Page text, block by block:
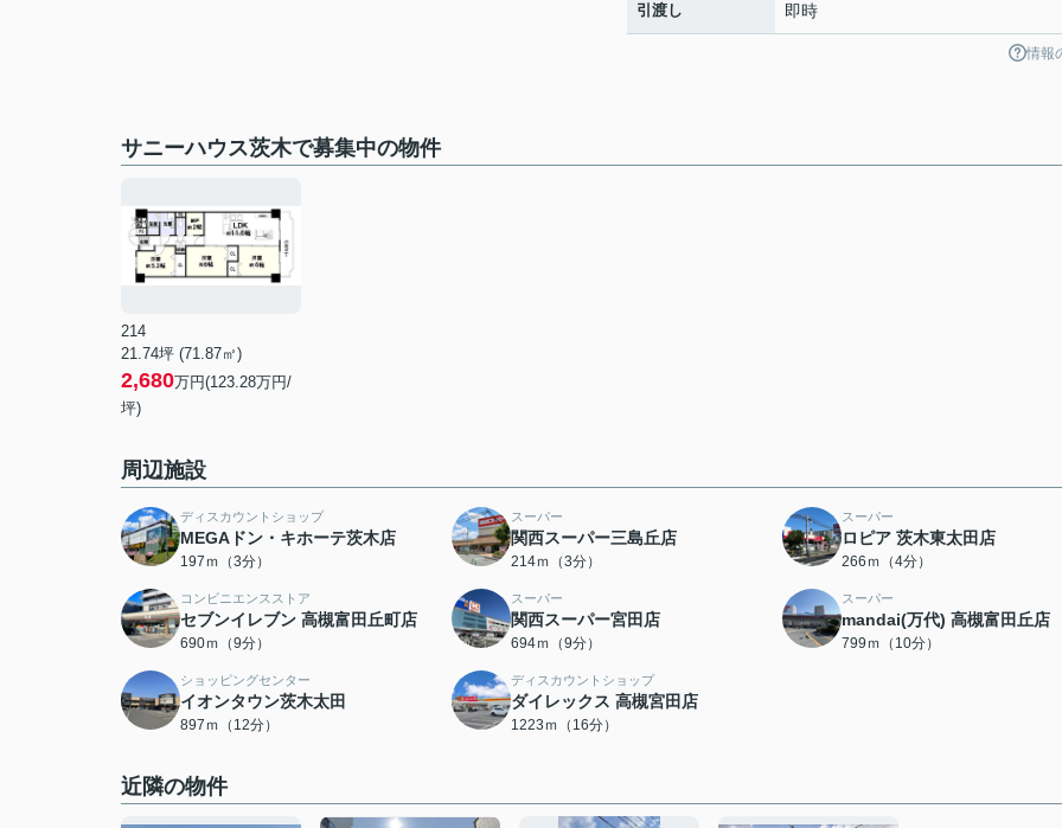
引渡し 即時
情報
サニーハウス茨木で募集中の物件
214
21.74坪 (71.87㎡)
2,680万円(123.28万円/
坪)
周辺施設
ディスカウントショップ
MEGAドン・キホーテ茨木店
197ｍ（3分）
スーパー
関西スーパー三島丘店
214ｍ（3分）
スーパー
ロピア 茨木東太田店
266ｍ（4分）
コンビニエンスストア
セブンイレブン 高槻富田丘町店
690ｍ（9分）
スーパー
関西スーパー宮田店
694ｍ（9分）
スーパー
mandai(万代) 高槻富田丘店
799ｍ（10分）
ショッピングセンター
イオンタウン茨木太田
897ｍ（12分）
ディスカウントショップ
ダイレックス 高槻宮田店
1223ｍ（16分）
近隣の物件